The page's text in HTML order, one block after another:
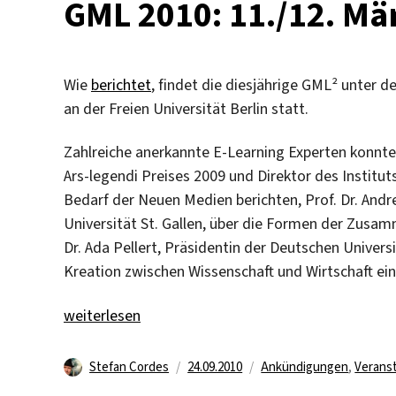
GML 2010: 11./12.
Wie berichtet, findet die diesjährige GML² unter
an der Freien Universität Berlin statt.
Zahlreiche anerkannte E-Learning Experten
Ars-legendi Preises 2009 und Direktor des
Bedarf der Neuen Medien berichten, Prof. Dr.
Universität St. Gallen, über die Formen der
Dr. Ada Pellert, Präsidentin der Deutschen
Kreation zwischen Wissenschaft und Wirtschaft
„GML 2010: 11./12. März 2010 an der FU“
weiterlesen
Autor
Stefan Cordes
Veröffentlicht
24.09.2010 Kategorien
Ankündigungen,